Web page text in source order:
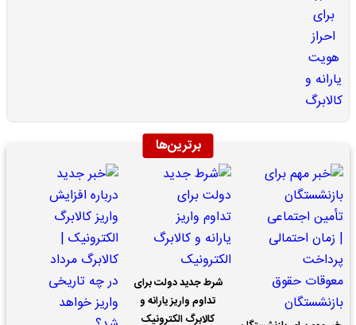
برترین‌ها
شرط جدید دولت برای
تداوم واریز یارانه و
کالابرگ الکترونیک